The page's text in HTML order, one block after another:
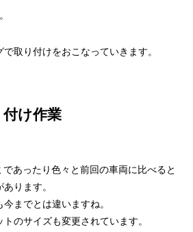
取り付けをおこなっていきます。
け作業
あったり色々と前回の車両に比べると
ります。
までとは違いますね。
のサイズも変更されています。